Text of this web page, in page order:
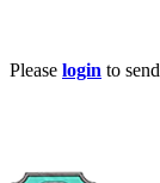
Please login to